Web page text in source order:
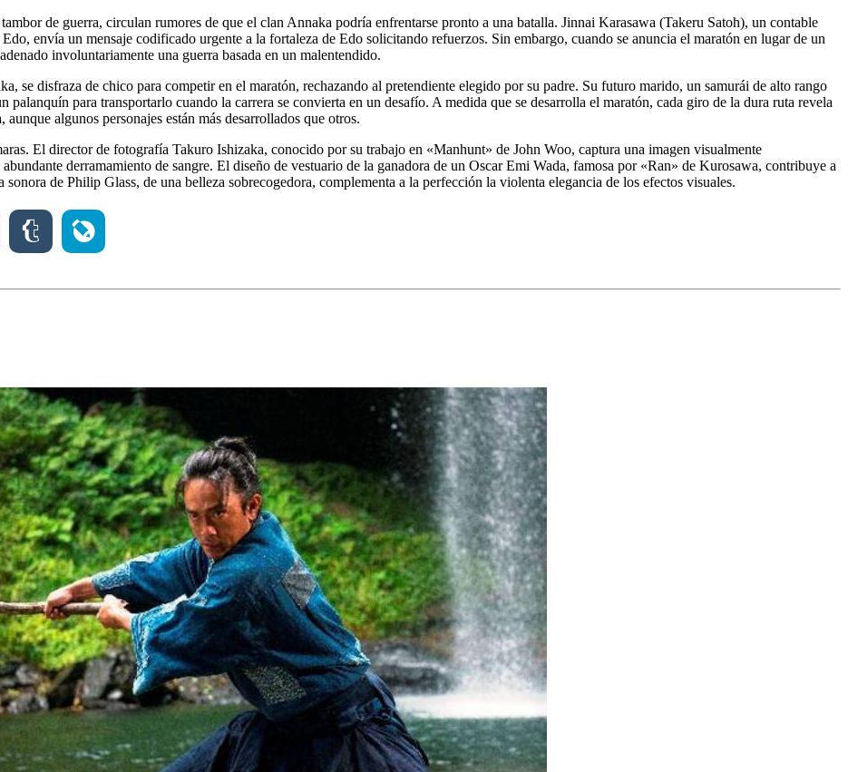
de guerra, circulan rumores de que el clan Annaka podría enfrentarse pronto a una batalla. Jinnai Karasawa (Takeru Satoh), un contable
envía un mensaje codificado urgente a la fortaleza de Edo solicitando refuerzos. Sin embargo, cuando se anuncia el maratón en lugar de un
involuntariamente una guerra basada en un malentendido.
se disfraza de chico para competir en el maratón, rechazando al pretendiente elegido por su padre. Su futuro marido, un samurái de alto rango
palanquín para transportarlo cuando la carrera se convierta en un desafío. A medida que se desarrolla el maratón, cada giro de la dura ruta revela
algunos personajes están más desarrollados que otros.
El director de fotografía Takuro Ishizaka, conocido por su trabajo en «Manhunt» de John Woo, captura una imagen visualmente
derramamiento de sangre. El diseño de vestuario de la ganadora de un Oscar Emi Wada, famosa por «Ran» de Kurosawa, contribuye a
de Philip Glass, de una belleza sobrecogedora, complementa a la perfección la violenta elegancia de los efectos visuales.